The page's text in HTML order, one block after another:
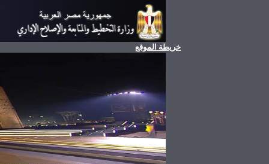
خريطة الموقع